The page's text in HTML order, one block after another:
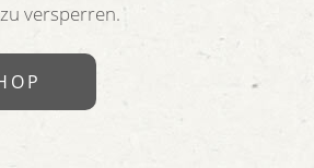
versperren.